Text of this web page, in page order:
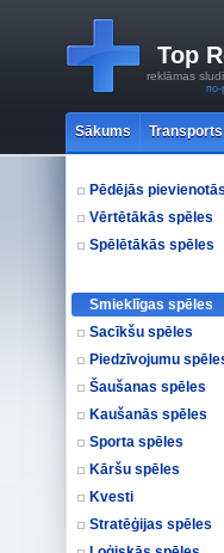
Top
reklāmas
по-
Sākums Transports
Pēdējās pievienotās
Vērtētākās spēles
Spēlētākās spēles
Smieklīgas spēles
Sacīkšu spēles
Piedzīvojumu
Šaušanas spēles
Kaušanās spēles
Sporta spēles
Kāršu spēles
Kvesti
Stratēģijas spēles